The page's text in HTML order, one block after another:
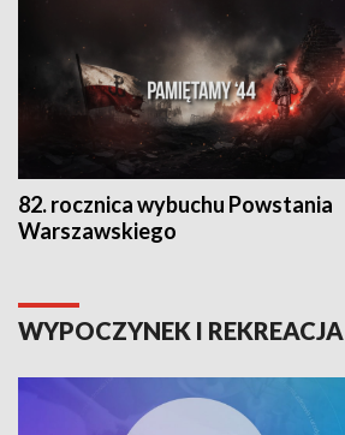
82. rocznica wybuchu Powstania
Warszawskiego
WYPOCZYNEK I REKREACJA